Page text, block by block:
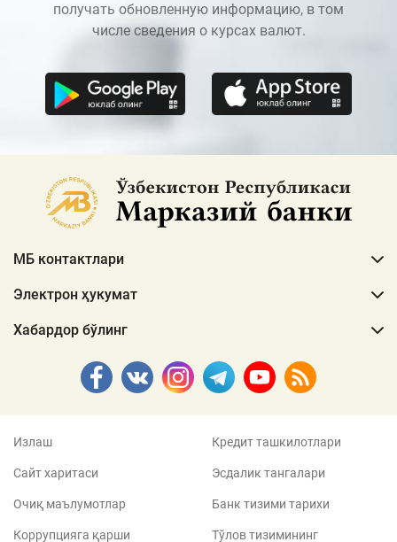
получать обновленную информацию, в том
числе сведения о курсах валют.
МБ контактлари
Электрон ҳукумат
Хабардор бўлинг
Излаш
Сайт харитаси
Очиқ маълумотлар
Коррупцияга қарши
Кредит ташкилотлари
Эсдалик тангалари
Банк тизими тарихи
Тўлов тизимининг